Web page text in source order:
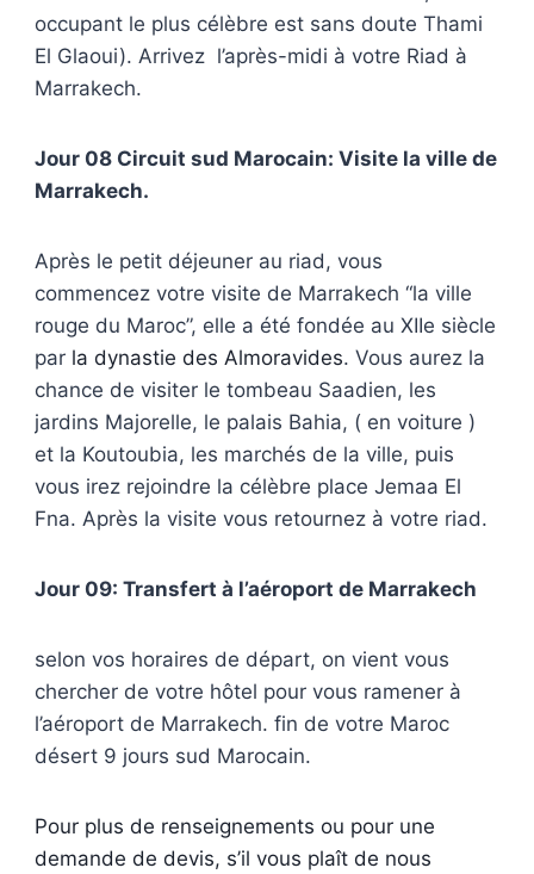
occupant le plus célèbre est sans doute Thami
El Glaoui). Arrivez l’après-midi à votre Riad à
Marrakech.
Jour 08 Circuit sud Marocain: Visite la ville de
Marrakech.
Après le petit déjeuner au riad, vous
commencez votre visite de Marrakech “la ville
rouge du Maroc”, elle a été fondée au XIIe siècle
par la dynastie des Almoravides. Vous aurez la
chance de visiter le tombeau Saadien, les
jardins Majorelle, le palais Bahia, ( en voiture )
et la Koutoubia, les marchés de la ville, puis
vous irez rejoindre la célèbre place Jemaa El
Fna. Après la visite vous retournez à votre riad.
Jour 09: Transfert à l’aéroport de Marrakech
selon vos horaires de départ, on vient vous
chercher de votre hôtel pour vous ramener à
l’aéroport de Marrakech. fin de votre Maroc
désert 9 jours sud Marocain.
Pour plus de renseignements ou pour une
demande de devis, s’il vous plaît de nous